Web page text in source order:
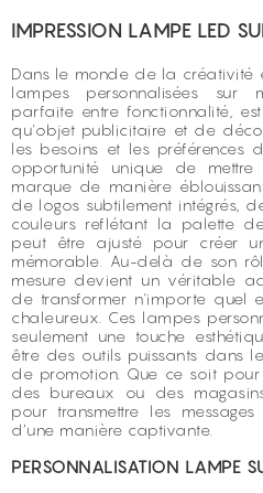
IMPRESSION LAMPE LED
Dans le monde de la créativité
lampes personnalisées sur
parfaite entre fonctionnalité,
qu'objet publicitaire et de
les besoins et les préférences
opportunité unique de
marque de manière
de logos subtilement intégrés,
couleurs reflétant la palette
peut être ajusté pour créer
mémorable. Au-delà de son
mesure devient un véritable
de transformer n'importe quel
chaleureux. Ces lampes
seulement une touche
être des outils puissants dans
de promotion. Que ce soit pour
des bureaux ou des
pour transmettre les
d’une manière captivante.
PERSONNALISATION LAMPE